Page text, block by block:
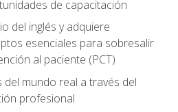
de capacitación
del inglés y adquiere
esenciales para sobresalir
al paciente (PCT)
mundo real a través del
profesional